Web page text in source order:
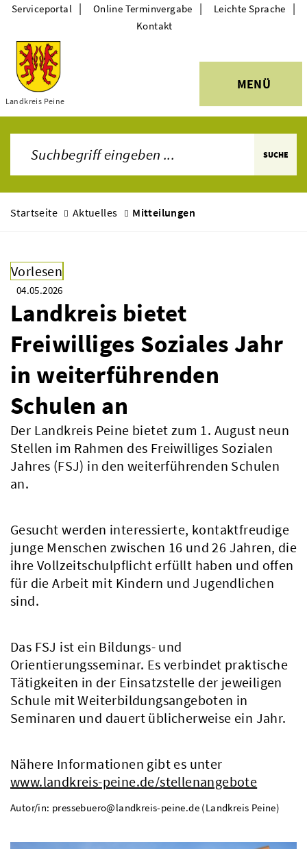
Themen
Landkreis Peine
MENÜ
Serviceportal | Online Terminvergabe | Leichte Sprache |
Kontakt
SUCHE
Startseite Aktuelles Mitteilungen
Vorlesen
04.05.2026
Landkreis bietet
Freiwilliges Soziales Jahr
in weiterführenden
Schulen an
Der Landkreis Peine bietet zum 1. August neun
Stellen im Rahmen des Freiwilliges Sozialen
Jahres (FSJ) in den weiterführenden Schulen
an.
Gesucht werden interessierte, kontaktfreudige
junge Menschen zwischen 16 und 26 Jahren, die
ihre Vollzeitschulpflicht erfüllt haben und offen
für die Arbeit mit Kindern und Jugendlichen
sind.
Das FSJ ist ein Bildungs- und
Orientierungsseminar. Es verbindet praktische
Tätigkeiten in der Einsatzstelle der jeweiligen
Schule mit Weiterbildungsangeboten in
Seminaren und dauert üblicherweise ein Jahr.
Nähere Informationen gibt es unter
www.landkreis-peine.de/stellenangebote
Autor/in: pressebuero@landkreis-peine.de (Landkreis Peine)